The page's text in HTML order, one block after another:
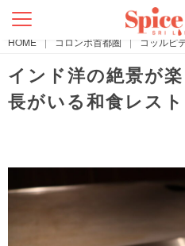
HOME | コロンボ首都圏 | コッルピ
インド洋の絶景が
長がいる和食レスト